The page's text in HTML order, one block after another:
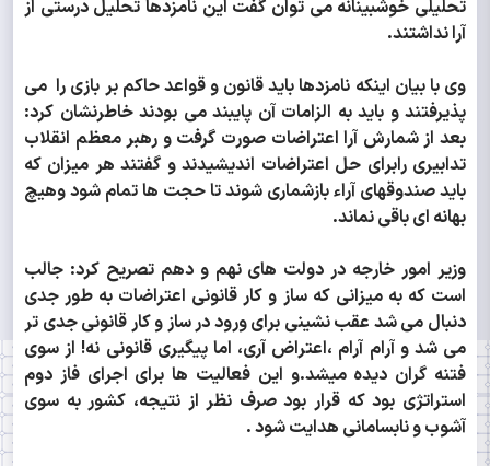
تحلیلی خوشبینانه می توان گفت این نامزدها تحلیل درستی از
آرا نداشتند.
وی با بیان اینکه نامزدها باید قانون و قواعد حاکم بر بازی را می
پذیرفتند و باید به الزامات آن پایبند می بودند خاطرنشان کرد:
بعد از شمارش آرا اعتراضات صورت گرفت و رهبر معظم انقلاب
تدابیری رابرای حل اعتراضات اندیشیدند و گفتند هر میزان که
باید صندوقهای آراء بازشماری شوند تا حجت ها تمام شود وهیچ
بهانه ای باقی نماند.
وزیر امور خارجه در دولت های نهم و دهم تصریح کرد: جالب
است که به میزانی که ساز و کار قانونی اعتراضات به طور جدی
دنبال می شد عقب نشینی برای ورود در ساز و کار قانونی جدی تر
می شد و آرام آرام ،اعتراض آری، اما پیگیری قانونی نه! از سوی
فتنه گران دیده میشد.و این فعالیت ها برای اجرای فاز دوم
استراتژی بود که قرار بود صرف نظر از نتیجه، کشور به سوی
آشوب و نابسامانی هدایت شود .